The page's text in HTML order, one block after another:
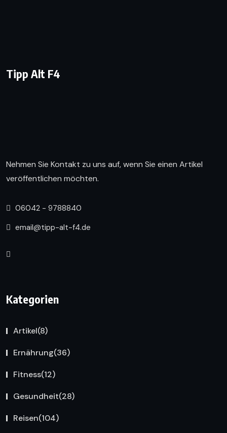
Tipp Alt F4
Nehmen Sie Kontakt zu uns auf, wenn Sie einen Artikel
veröffentlichen möchten.
06042 - 9788840
email@tipp-alt-f4.de
Kategorien
Artikel(8)
Ernährung(36)
Fitness(12)
Gesundheit(28)
Reisen(104)